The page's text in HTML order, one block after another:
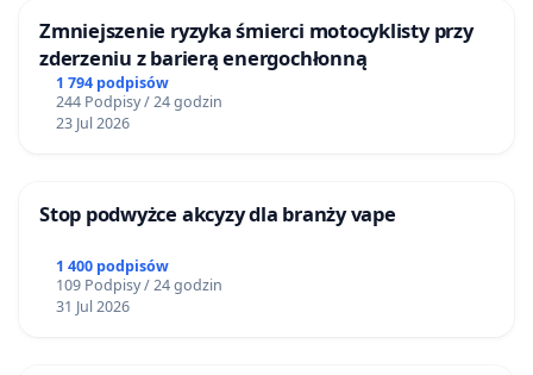
Zmniejszenie ryzyka śmierci motocyklisty przy
zderzeniu z barierą energochłonną
1 794 podpisów
244 Podpisy / 24 godzin
23 Jul 2026
Stop podwyżce akcyzy dla branży vape
1 400 podpisów
109 Podpisy / 24 godzin
31 Jul 2026